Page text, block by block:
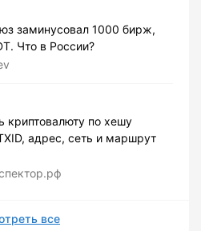
заминусовал 1000 бирж,
Что в России?
криптовалюту по хешу
адрес, сеть и маршрут
все